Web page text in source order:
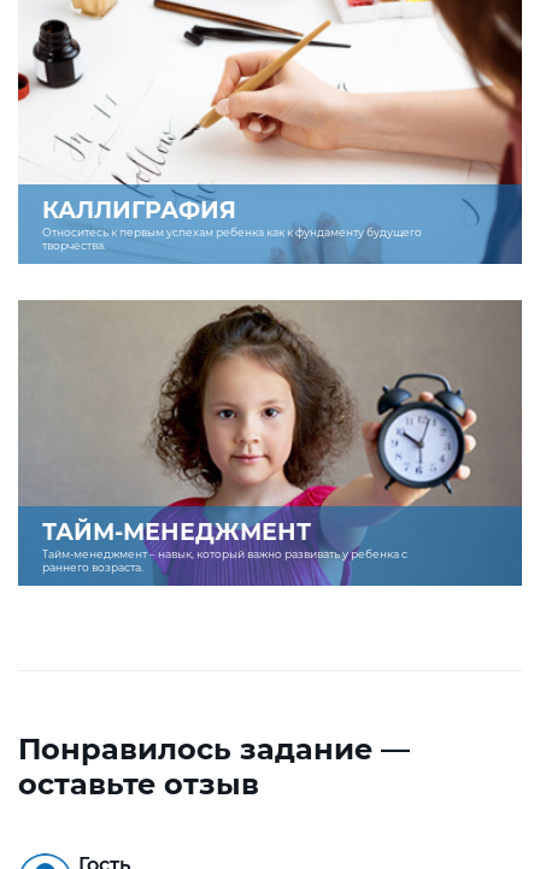
КАЛЛИГРАФИЯ
Относитесь к первым успехам ребенка как к фундаменту будущего
творчества.
ТАЙМ-МЕНЕДЖМЕНТ
Тайм-менеджмент – навык, который важно развивать у ребенка с
раннего возраста.
Понравилось задание —
оставьте отзыв